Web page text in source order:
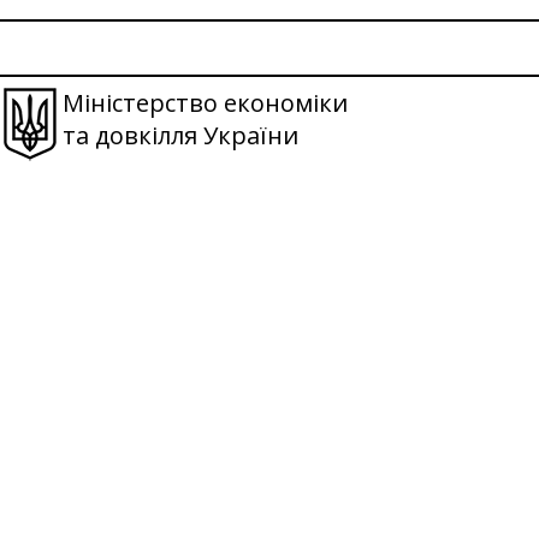
Міністерство економіки
та довкілля України